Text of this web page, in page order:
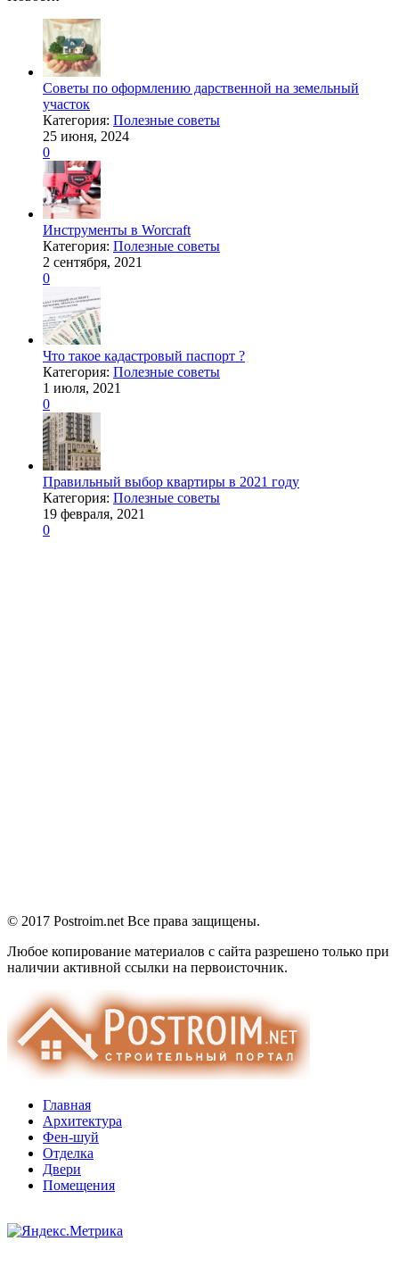
Советы по оформлению дарственной на земельный
участок
Категория: Полезные советы
25 июня, 2024
0
Инструменты в Worcraft
Категория: Полезные советы
2 сентября, 2021
0
Что такое кадастровый паспорт ?
Категория: Полезные советы
1 июля, 2021
0
Правильный выбор квартиры в 2021 году
Категория: Полезные советы
19 февраля, 2021
0
© 2017 Postroim.net Все права защищены.
Любое копирование материалов с сайта разрешено только при
наличии активной ссылки на первоисточник.
Главная
Архитектура
Фен-шуй
Отделка
Двери
Помещения